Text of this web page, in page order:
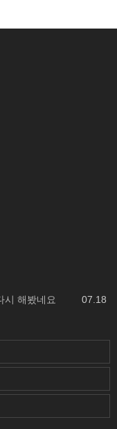
07.18
시 해봤네요